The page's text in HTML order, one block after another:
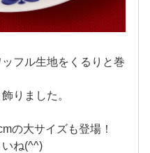
年10月
年6月
フル生地をくるりと巻
りました。
の大サイズも登場！
いね(^^)